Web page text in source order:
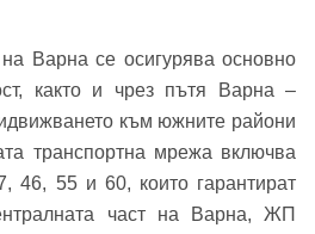
Варна се осигурява основно
както и чрез пътя Варна –
към южните райони
транспортна мрежа включва
46, 55 и 60, които гарантират
част на Варна, ЖП